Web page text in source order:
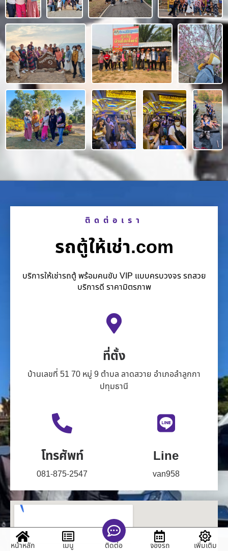
ติดต่อเรา
รถตู้ให้เช่า.com
บริการให้เช่ารถตู้ พร้อมคนขับ VIP แบบครบวงจร รถสวย
บริการดี ราคามิตรภาพ
ที่ตั้ง
บ้านเลขที่ 51 70 หมู่ 9 ตำบล ลาดสวาย อำเภอลำลูกกา
ปทุมธานี
โทรศัพท์
081-875-2547
Line
van958
หน้าหลัก เมนู ติดต่อ จองรถ เพิ่มเติม